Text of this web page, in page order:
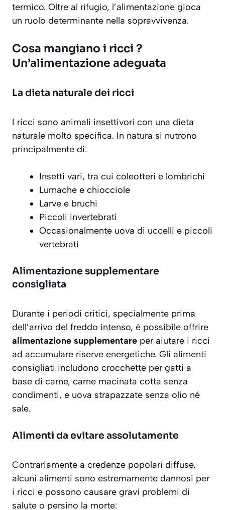
termico. Oltre al rifugio, l’alimentazione gioca
un ruolo determinante nella sopravvivenza.
Cosa mangiano i ricci ?
Un’alimentazione adeguata
La dieta naturale dei ricci
I ricci sono animali insettivori con una dieta
naturale molto specifica. In natura si nutrono
principalmente di:
Insetti vari, tra cui coleotteri e lombrichi
Lumache e chiocciole
Larve e bruchi
Piccoli invertebrati
Occasionalmente uova di uccelli e piccoli
vertebrati
Alimentazione supplementare
consigliata
Durante i periodi critici, specialmente prima
dell’arrivo del freddo intenso, è possibile offrire
alimentazione supplementare per aiutare i ricci
ad accumulare riserve energetiche. Gli alimenti
consigliati includono crocchette per gatti a
base di carne, carne macinata cotta senza
condimenti, e uova strapazzate senza olio né
sale.
Alimenti da evitare assolutamente
Contrariamente a credenze popolari diffuse,
alcuni alimenti sono estremamente dannosi per
i ricci e possono causare gravi problemi di
salute o persino la morte: